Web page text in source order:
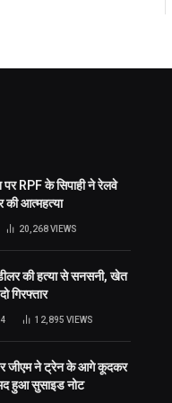
पर RPF के सिपाही ने रेलवे
आत्महत्या
20,268VIEWS
की हत्या से सनसनी, खेत
गिरफ्तार
12,895 VIEWS
जीएम ने ट्रेन के आगे कूदकर
हुआ सुसाइड नोट